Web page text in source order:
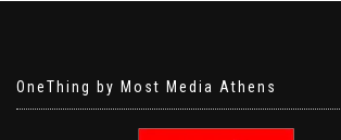
OneThing by Most Media Athens